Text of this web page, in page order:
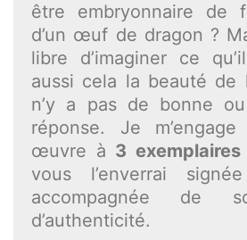
être embryonnaire de
d’un œuf de dragon ?
libre d’imaginer ce
aussi cela la beauté de
n’y a pas de bonne
réponse. Je
œuvre à 3 exemplaires
vous l’enverrai
accompagnée de
d’authenticité.